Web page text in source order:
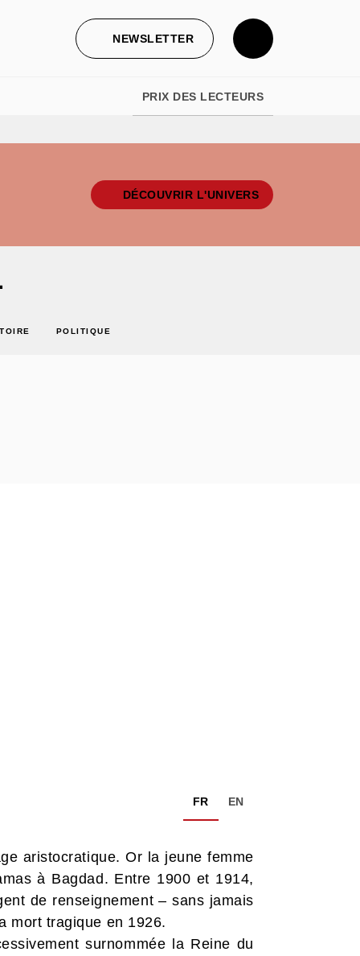
NEWSLETTER
PRIX DES LECTEURS
DÉCOUVRIR L'UNIVERS
POLITIQUE
FR EN
aristocratique. Or la jeune femme
à Bagdad. Entre 1900 et 1914,
de renseignement – sans jamais
mort tragique en 1926.
surnommée la Reine du